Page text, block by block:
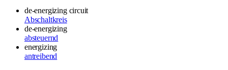
de-energizing circuit
Abschaltkreis
de-energizing
absteuernd
energizing
antreibend